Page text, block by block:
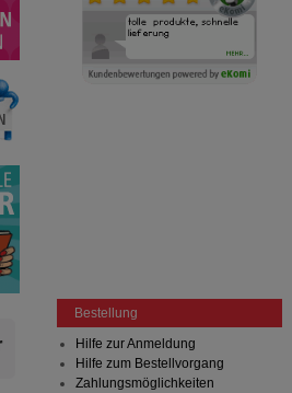
Bestellung
Hilfe zur Anmeldung
Hilfe zum Bestellvorgang
Zahlungsmöglichkeiten